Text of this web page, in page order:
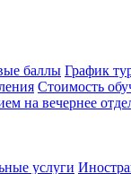
баллы График
Стоимость
на вечернее
услуги